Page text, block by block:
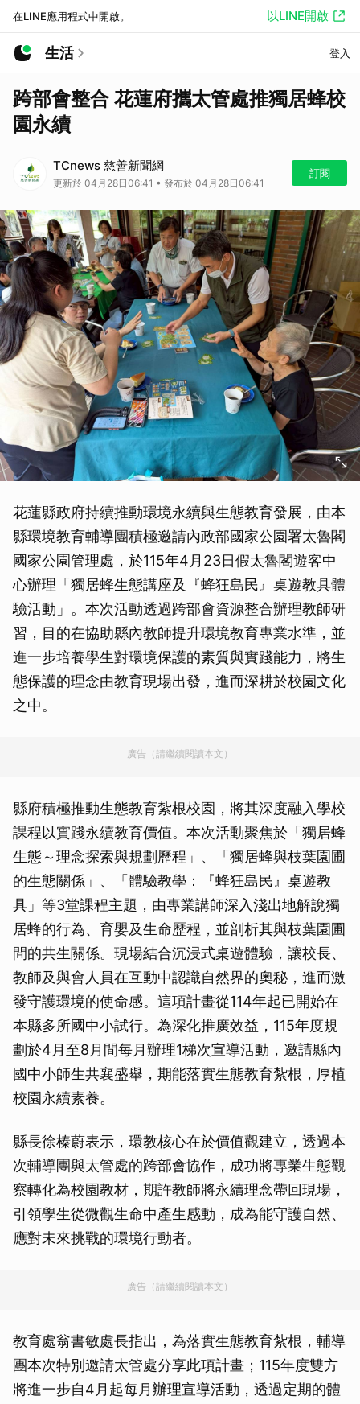
在LINE應用程式中開啟。 以LINE開啟
生活 登入
跨部會整合 花蓮府攜太管處推獨居蜂校
園永續
TCnews 慈善新聞網
更新於 04月28日06:41 • 發布於 04月28日06:41
訂閱
花蓮縣政府持續推動環境永續與生態教育發展，由本
縣環境教育輔導團積極邀請內政部國家公園署太魯閣
國家公園管理處，於115年4月23日假太魯閣遊客中
心辦理「獨居蜂生態講座及『蜂狂島民』桌遊教具體
驗活動」。本次活動透過跨部會資源整合辦理教師研
習，目的在協助縣內教師提升環境教育專業水準，並
進一步培養學生對環境保護的素質與實踐能力，將生
態保護的理念由教育現場出發，進而深耕於校園文化
之中。
廣告（請繼續閱讀本文）
縣府積極推動生態教育紮根校園，將其深度融入學校
課程以實踐永續教育價值。本次活動聚焦於「獨居蜂
生態～理念探索與規劃歷程」、「獨居蜂與枝葉園圃
的生態關係」、「體驗教學：『蜂狂島民』桌遊教
具」等3堂課程主題，由專業講師深入淺出地解說獨
居蜂的行為、育嬰及生命歷程，並剖析其與枝葉園圃
間的共生關係。現場結合沉浸式桌遊體驗，讓校長、
教師及與會人員在互動中認識自然界的奧秘，進而激
發守護環境的使命感。這項計畫從114年起已開始在
本縣多所國中小試行。為深化推廣效益，115年度規
劃於4月至8月間每月辦理1梯次宣導活動，邀請縣內
國中小師生共襄盛舉，期能落實生態教育紮根，厚植
校園永續素養。
縣長徐榛蔚表示，環教核心在於價值觀建立，透過本
次輔導團與太管處的跨部會協作，成功將專業生態觀
察轉化為校園教材，期許教師將永續理念帶回現場，
引領學生從微觀生命中產生感動，成為能守護自然、
應對未來挑戰的環境行動者。
廣告（請繼續閱讀本文）
教育處翁書敏處長指出，為落實生態教育紮根，輔導
團本次特別邀請太管處分享此項計畫；115年度雙方
將進一步自4月起每月辦理宣導活動，透過定期的體